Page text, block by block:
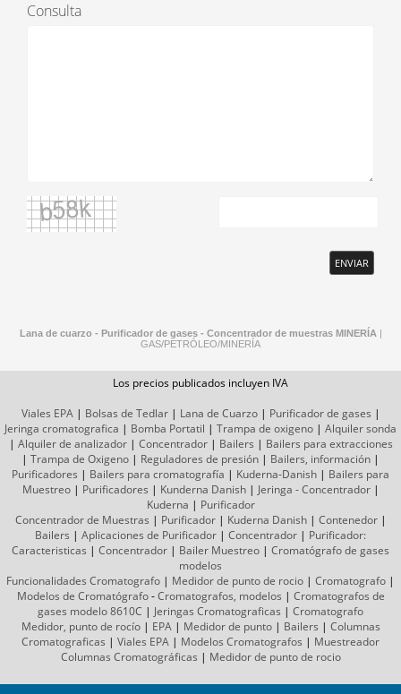
Consulta
ENVIAR
Lana de cuarzo - Purificador de gases - Concentrador de muestras MINERÍA |
GAS/PETRÓLEO/MINERÍA
Los precios publicados incluyen IVA
Viales EPA| Bolsas de Tedlar| Lana de Cuarzo| Purificador de gases |
Jeringa cromatografica | Bomba Portatil | Trampa de oxigeno | Alquiler sonda
| Alquiler de analizador| Concentrador| Bailers | Bailers para extracciones
| Trampa de Oxigeno | Reguladores de presión | Bailers, información |
Purificadores | Bailers para cromatografía | Kuderna-Danish | Bailers para
Muestreo| Purificadores | Kunderna Danish| Jeringa - Concentrador|
Kuderna | Purificador
Concentrador de Muestras | Purificador| Kuderna Danish| Contenedor|
Bailers | Aplicaciones de Purificador | Concentrador | Purificador:
Caracteristicas | Concentrador | Bailer Muestreo | Cromatógrafode gases
modelos
Funcionalidades Cromatografo | Medidor de punto de rocio | Cromatografo |
Modelos de Cromatógrafo-Cromatografos, modelos | Cromatografos de
gases modelo 8610C | Jeringas Cromatograficas | Cromatografo
Medidor, punto de rocío| EPA| Medidor de punto| Bailers | Columnas
Cromatograficas | Viales EPA | Modelos Cromatografos | Muestreador
Columnas Cromatográficas | Medidor de punto de rocio